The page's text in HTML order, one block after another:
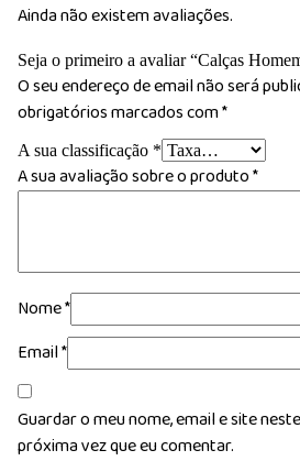
Ainda não existem avaliações.
Seja o primeiro a avaliar “Calças
O seu endereço de email não será
obrigatórios marcados com*
A sua classificação *
A sua avaliação sobre o produto*
Nome*
Email*
Guardar o meu nome, email e site
próxima vez que eu comentar.